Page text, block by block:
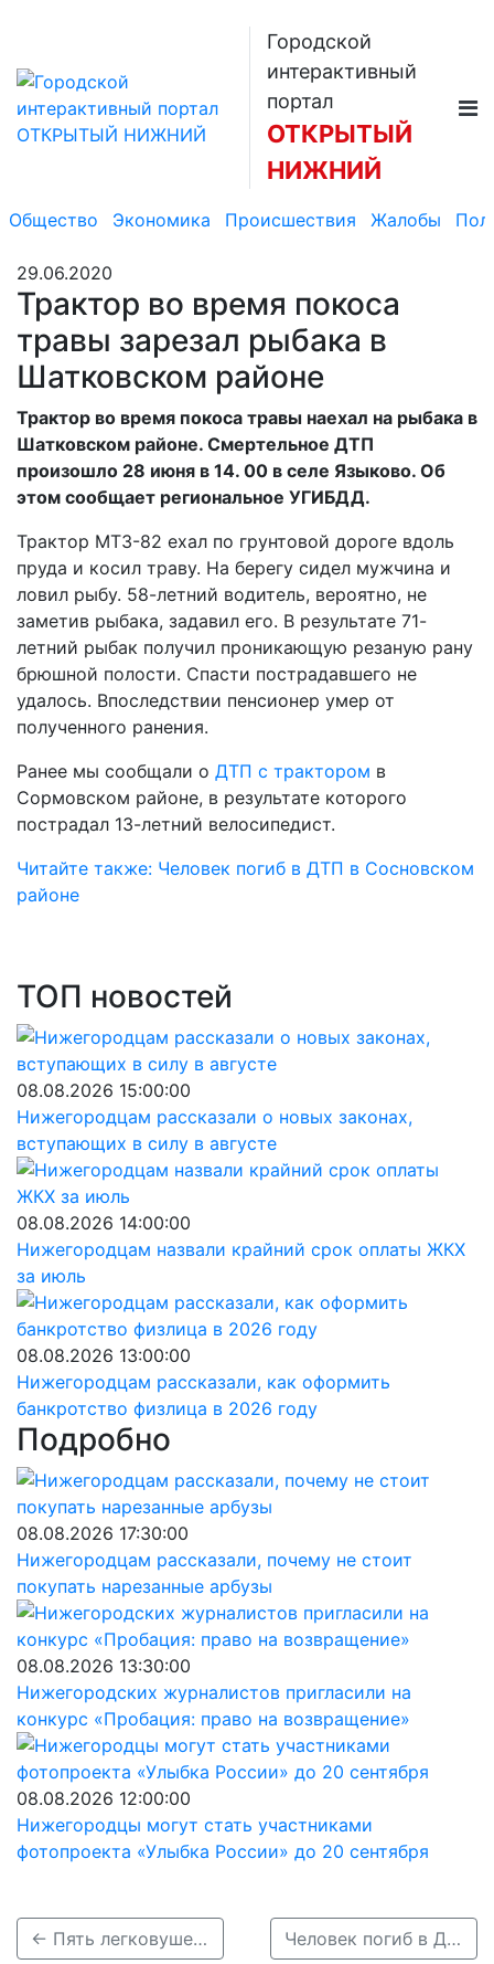
Городской
интерактивный
портал
ОТКРЫТЫЙ
НИЖНИЙ
Общество Экономика Происшествия Жалобы
29.06.2020
Трактор во время покоса
травы зарезал рыбака в
Шатковском районе
Трактор во время покоса травы наехал на рыбака в
Шатковском районе. Смертельное ДТП
произошло 28 июня в 14. 00 в селе Языково. Об
этом сообщает региональное УГИБДД.
Трактор МТЗ-82 ехал по грунтовой дороге вдоль
пруда и косил траву. На берегу сидел мужчина и
ловил рыбу. 58-летний водитель, вероятно, не
заметив рыбака, задавил его. В результате 71-
летний рыбак получил проникающую резаную рану
брюшной полости. Спасти пострадавшего не
удалось. Впоследствии пенсионер умер от
полученного ранения.
Ранее мы сообщали о ДТП с трактором в
Сормовском районе, в результате которого
пострадал 13-летний велосипедист.
Читайте также: Человек погиб в ДТП в Сосновском
районе
ТОП новостей
08.08.2026 15:00:00
Нижегородцам рассказали о новых законах,
вступающих в силу в августе
08.08.2026 14:00:00
Нижегородцам назвали крайний срок оплаты ЖКХ
за июль
08.08.2026 13:00:00
Нижегородцам рассказали, как оформить
банкротство физлица в 2026 году
Подробно
08.08.2026 17:30:00
Нижегородцам рассказали, почему не стоит
покупать нарезанные арбузы
08.08.2026 13:30:00
Нижегородских журналистов пригласили на
конкурс «Пробация: право на возвращение»
08.08.2026 12:00:00
Нижегородцы могут стать участниками
фотопроекта «Улыбка России» до 20 сентября
← Пять легковушек столкнулись на проспекте Гагарина Человек погиб в ДТП в Сосновском районе →